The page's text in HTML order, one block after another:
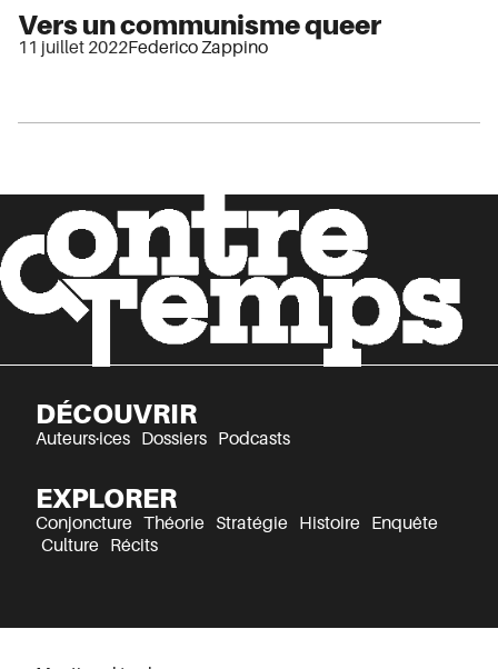
Vers un communisme queer
11 juillet 2022Federico Zappino
DÉCOUVRIR
Auteurs·ices Dossiers Podcasts
EXPLORER
Conjoncture Théorie Stratégie Histoire
Enquête
Culture
Récits